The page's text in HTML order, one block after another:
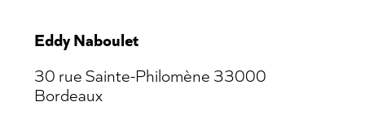
Eddy Naboulet
30 rue Sainte-Philomène 33000
Bordeaux